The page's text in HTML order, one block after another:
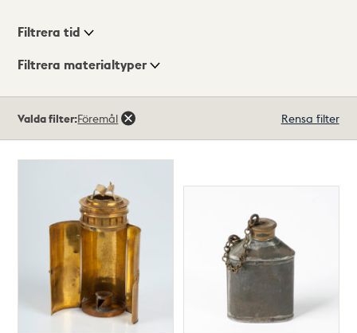
Visningsläge
Filtrera tid
Filtrera materialtyper
träffar
Valda filter:Föremål Rensa filter